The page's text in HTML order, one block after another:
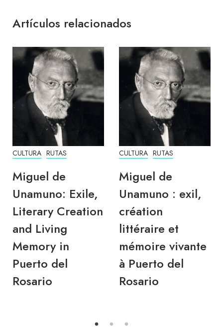
Artículos relacionados
CULTURA RUTAS
Miguel de
Unamuno: Exile,
Literary Creation
and Living
Memory in
Puerto del
Rosario
CULTURA RUTAS
Miguel de
Unamuno : exil,
création
littéraire et
mémoire vivante
à Puerto del
Rosario